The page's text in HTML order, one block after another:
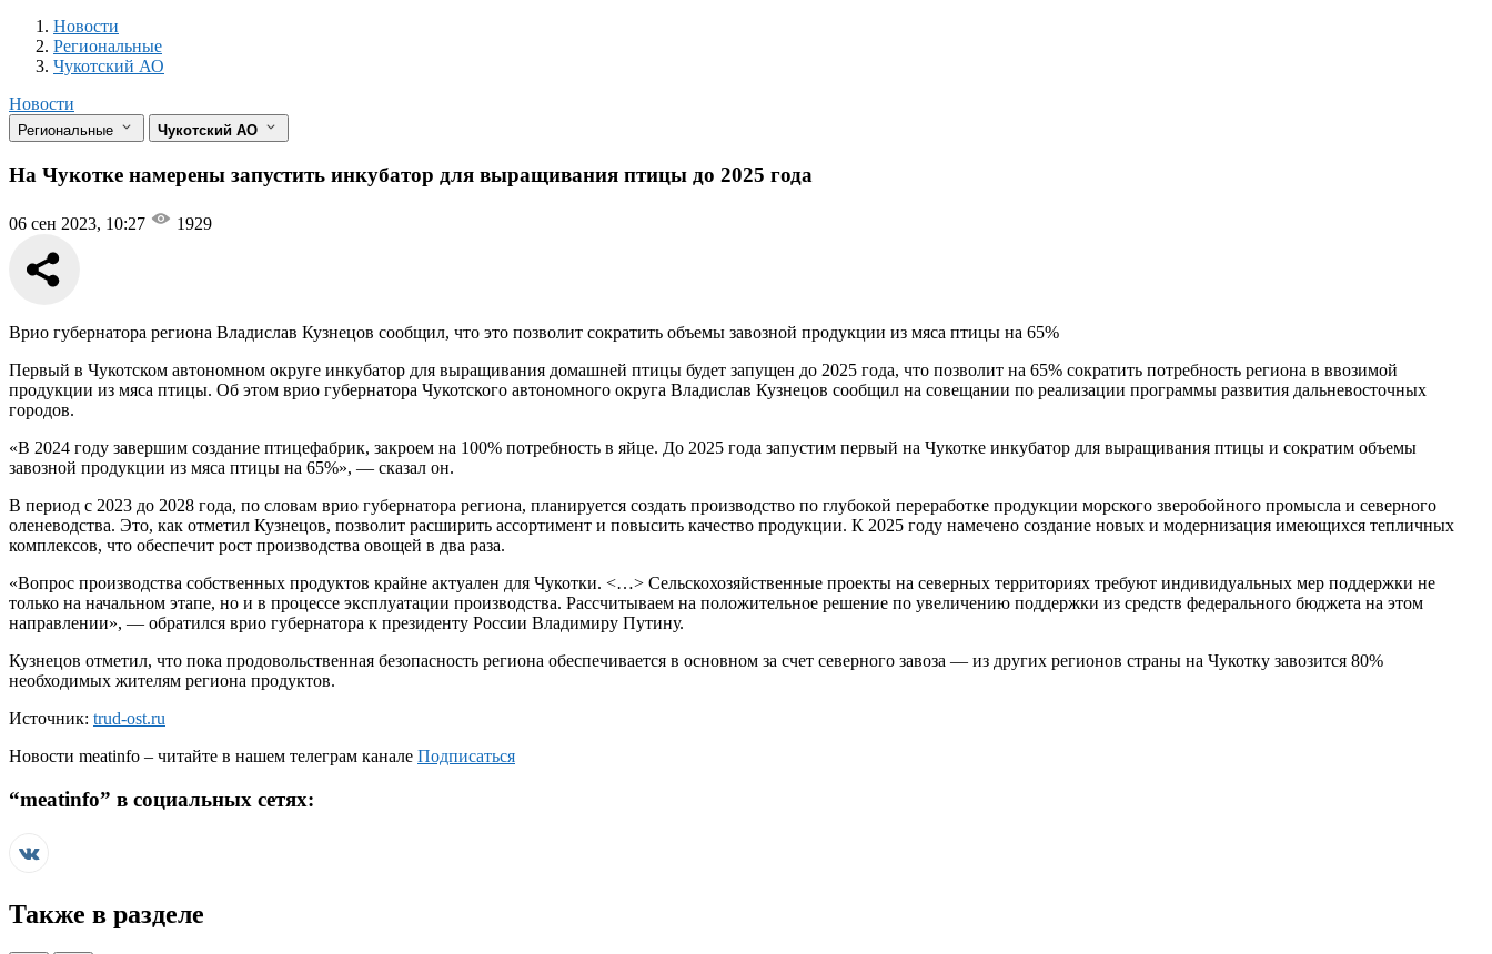
Новости
Разделы
Новости
Региональные
Чукотский АО
Новости
Региональные Чукотский АО
На Чукотке намерены запустить инкубатор для выращивания птицы до 2025 года
06 сен 2023, 10:27 1929
Врио губернатора региона Владислав Кузнецов сообщил, что это позволит сократить объемы завозной продукции из мяса птицы на 65%
Первый в Чукотском автономном округе инкубатор для выращивания домашней птицы будет запущен до 2025 года, что позволит на 65% сократить потребность региона в ввозимой
продукции из мяса птицы. Об этом врио губернатора Чукотского автономного округа Владислав Кузнецов сообщил на совещании по реализации программы развития дальневосточных
городов.
«В 2024 году завершим создание птицефабрик, закроем на 100% потребность в яйце. До 2025 года запустим первый на Чукотке инкубатор для выращивания птицы и сократим объемы
завозной продукции из мяса птицы на 65%», — сказал он.
В период с 2023 до 2028 года, по словам врио губернатора региона, планируется создать производство по глубокой переработке продукции морского зверобойного промысла и северного
оленеводства. Это, как отметил Кузнецов, позволит расширить ассортимент и повысить качество продукции. К 2025 году намечено создание новых и модернизация имеющихся тепличных
комплексов, что обеспечит рост производства овощей в два раза.
«Вопрос производства собственных продуктов крайне актуален для Чукотки. <…> Сельскохозяйственные проекты на северных территориях требуют индивидуальных мер поддержки не
только на начальном этапе, но и в процессе эксплуатации производства. Рассчитываем на положительное решение по увеличению поддержки из средств федерального бюджета на этом
направлении», — обратился врио губернатора к президенту России Владимиру Путину.
Кузнецов отметил, что пока продовольственная безопасность региона обеспечивается в основном за счет северного завоза — из других регионов страны на Чукотку завозится 80%
необходимых жителям региона продуктов.
Источник: trud-ost.ru
Новости meatinfo – читайте в нашем телеграм канале Подписаться
“meatinfo” в социальных сетях:
Также в разделе